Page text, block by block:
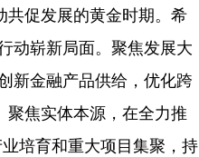
促发展的黄金时期。希
动崭新局面。聚焦发展大
新金融产品供给，优化跨
聚焦实体本源，在全力推
培育和重大项目集聚，持